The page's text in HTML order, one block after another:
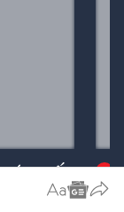
mốc